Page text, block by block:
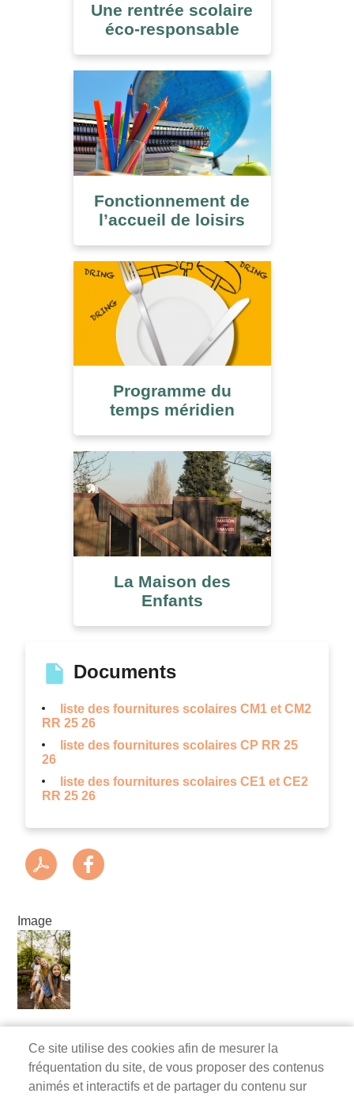
Une rentrée scolaire
éco-responsable
Fonctionnement de
l’accueil de loisirs
Programme du
temps méridien
La Maison des
Enfants
Documents
liste des fournitures scolaires CM1 et CM2
RR 25 26
liste des fournitures scolaires CP RR 25
26
liste des fournitures scolaires CE1 et CE2
RR 25 26
Image
Ce site utilise des cookies afin de mesurer la
fréquentation du site, de vous proposer des contenus
animés et interactifs et de partager du contenu sur
Mairie de Survilliers